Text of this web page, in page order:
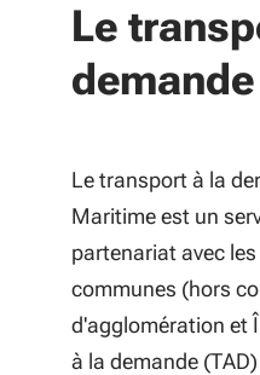
Le
demande
Le transport à la
Maritime est un
partenariat avec
communes (hors
d'agglomération et
à la demande